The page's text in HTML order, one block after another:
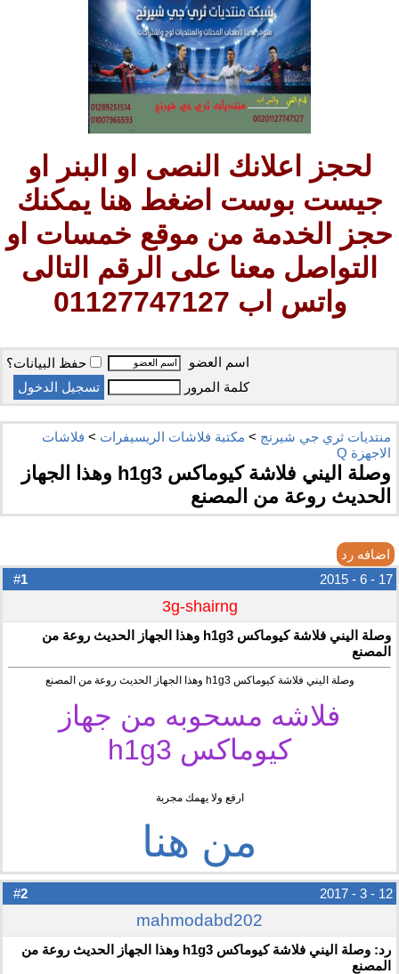
لحجز اعلانك النصى او البنر او
جيست بوست اضغط هنا يمكنك
حجز الخدمة من موقع خمسات او
التواصل معنا على الرقم التالى
واتس اب 01127747127
اسم العضو
حفظ البيانات؟
كلمة المرور
منتديات ثري جي شيرنج > مكتبة فلاشات الريسيفرات > فلاشات
الاجهزة Q
وصلة اليني فلاشة كيوماكس h1g3 وهذا الجهاز
الحديث روعة من المصنع
اضافه رد
1 17 - 6 - 2015
3g-shairng
وصلة اليني فلاشة كيوماكس h1g3 وهذا الجهاز الحديث روعة من
المصنع
وصلة اليني فلاشة كيوماكس h1g3 وهذا الجهاز الحديث روعة من المصنع
فلاشه مسحوبه من جهاز
كيوماكس h1g3
ارفع ولا يهمك مجربة
من هنا
2 12 - 3 - 2017
mahmodabd202
رد: وصلة اليني فلاشة كيوماكس h1g3 وهذا الجهاز الحديث روعة من
المصنع